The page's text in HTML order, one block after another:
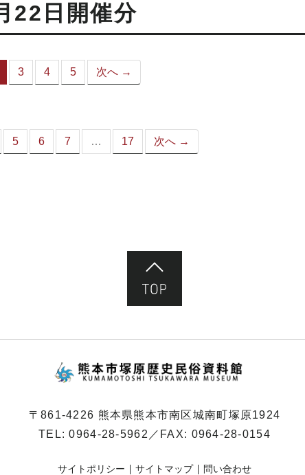
22日開催分
（こ
ジ）
3 4 5 次へ →
5 6 7 … 17 次へ →
〒861-4226 熊本県熊本市南区城南町塚原1924
TEL:0964-28-5962 ／FAX: 0964-28-0154
サイトポリシー サイトマップ 問い合わせ